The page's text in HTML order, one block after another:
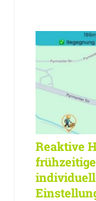
Reaktive